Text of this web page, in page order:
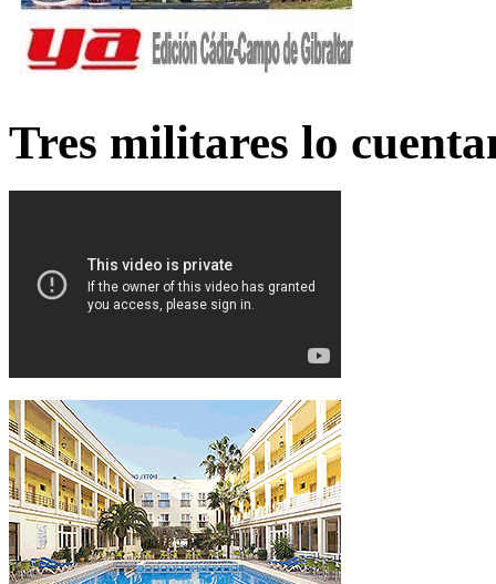
Tres militares lo